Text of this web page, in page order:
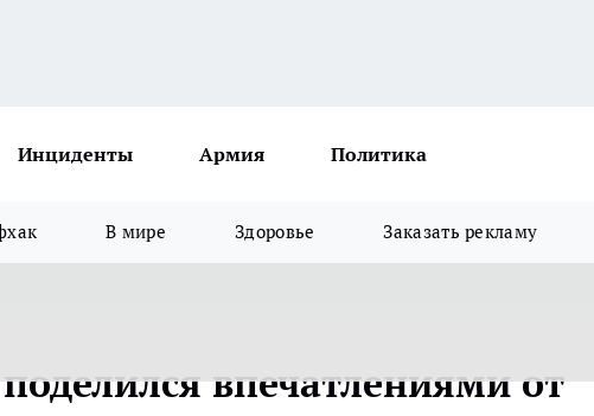
Инциденты Армия Политика
В мире Здоровье Заказать рекламу
впечатлениями от